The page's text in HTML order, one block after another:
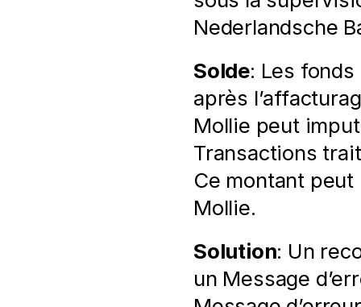
Nederlandsche
Solde: Les
après
Mollie peut
Transactions
Ce montant
Mollie.
Solution: Un
un Message